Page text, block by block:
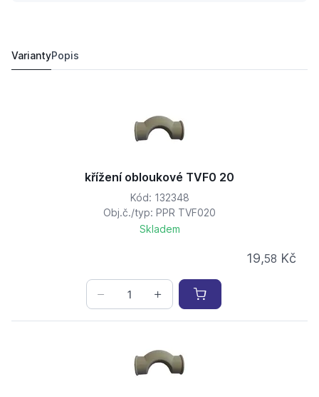
VariantyPopis
křížení obloukové TVF0 20
Kód: 132348
Obj.č./typ: PPR TVF020
Skladem
19,58 Kč